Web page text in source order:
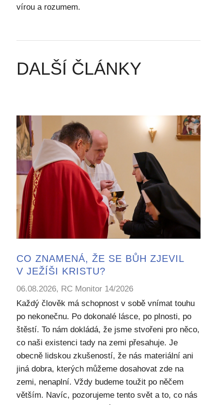
vírou a rozumem.
DALŠÍ ČLÁNKY
CO ZNAMENÁ, ŽE SE BŮH ZJEVIL
V JEŽÍŠI KRISTU?
06.08.2026, RC Monitor 14/2026
Každý člověk má schopnost v sobě vnímat touhu
po nekonečnu. Po dokonalé lásce, po plnosti, po
štěstí. To nám dokládá, že jsme stvořeni pro něco,
co naši existenci tady na zemi přesahuje. Je
obecně lidskou zkušeností, že nás materiální ani
jiná dobra, kterých můžeme dosahovat zde na
zemi, nenaplní. Vždy budeme toužit po něčem
větším. Navíc, pozorujeme tento svět a to, co nás